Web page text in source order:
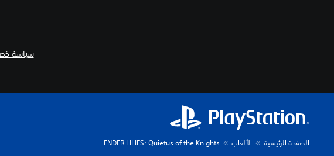
سياسة
الصفحة الرئيسية الألعاب ENDER LILIES: Quietus of the Knights